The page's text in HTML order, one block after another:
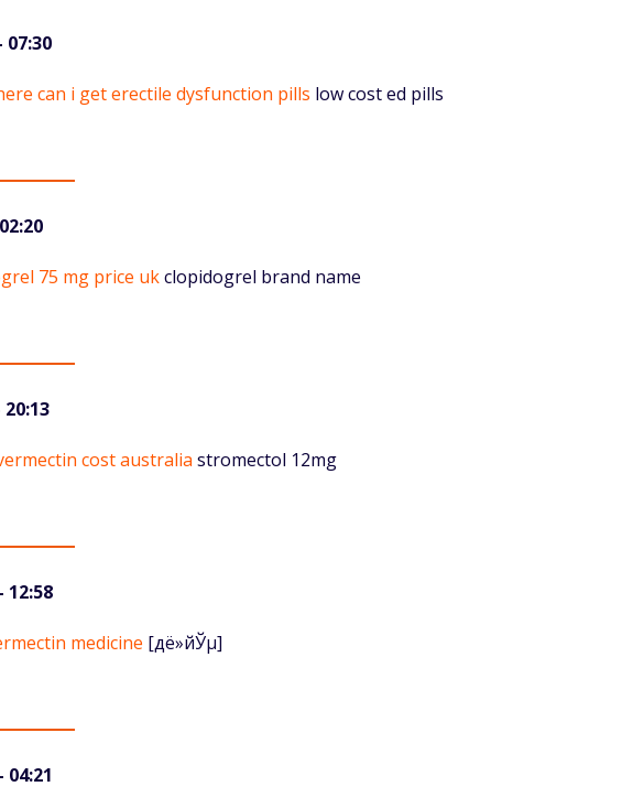
07:30
can i get erectile dysfunction pills low cost ed pills
75 mg price ukclopidogrel brand name
cost australia stromectol 12mg
12:58
medicine [дё»йЎµ]
04:21